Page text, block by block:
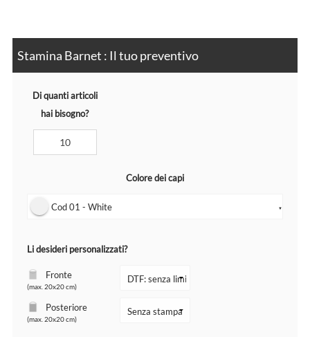
Stamina Barnet : Il tuo preventivo
Di quanti articoli
hai bisogno?
Colore dei capi
Cod 01 - White ▼
Li desideri personalizzati?
Fronte
(max. 20x20 cm)
Posteriore
(max. 20x20 cm)